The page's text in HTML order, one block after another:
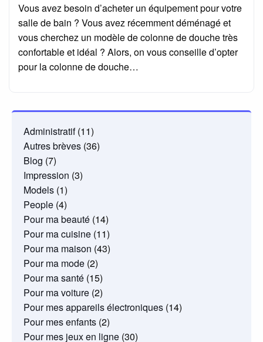
Vous avez besoin d’acheter un équipement pour votre
salle de bain ? Vous avez récemment déménagé et
vous cherchez un modèle de colonne de douche très
confortable et idéal ? Alors, on vous conseille d’opter
pour la colonne de douche…
Administratif(11)
Autres brèves (36)
Blog (7)
Impression (3)
Models (1)
People (4)
Pour ma beauté (14)
Pour ma cuisine (11)
Pour ma maison (43)
Pour ma mode (2)
Pour ma santé (15)
Pour ma voiture (2)
Pour mes appareils électroniques (14)
Pour mes enfants (2)
Pour mes jeux en ligne (30)